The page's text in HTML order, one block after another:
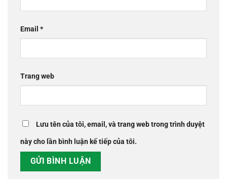
Email *
Trang web
Lưu tên của tôi, email, và trang web trong trình duyệt
này cho lần bình luận kế tiếp của tôi.